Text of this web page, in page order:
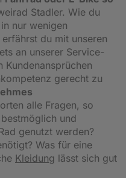
Stadler. Wie du
nur wenigen
du mit unseren
an unserer Service-
Kundenansprüchen
gerecht zu
alle Fragen, so
und
genutzt werden?
Was für eine
Kleidung lässt sich gut